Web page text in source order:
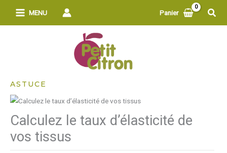
MENU Panier
ASTUCE
Calculez le taux d’élasticité de
vos tissus